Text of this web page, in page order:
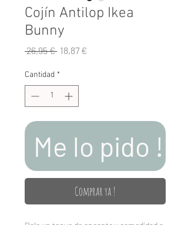
Cojín Antilop Ikea
Bunny
26,95 € Precio
18,87 €
Cantidad *
Me lo pido !
Comprar ya !